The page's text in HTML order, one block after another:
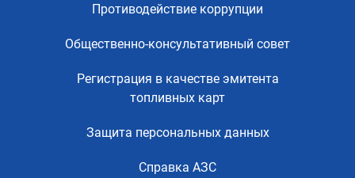
Противодействие коррупции
Общественно-консультативный совет
Регистрация в качестве эмитента
топливных карт
Защита персональных данных
Справка АЗС